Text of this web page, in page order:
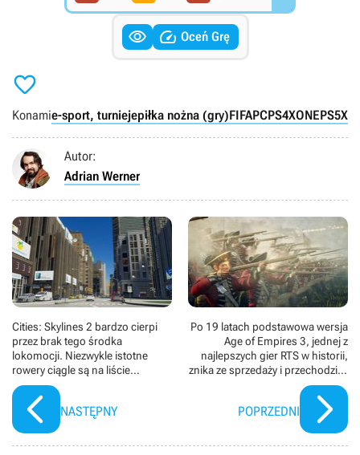
  Oceń Grę

Konamie-sport, turniejepiłka nożna (gry)FIFAPCPS4XONEPS5
Autor:
Adrian Werner
Cities: Skylines 2 bardzo cierpi
przez brak tego środka
lokomocji. Niezwykle istotne
rowery ciągle są na liście
priorytetów studia Colossal
Order
NASTĘPNY
Po 19 latach podstawowa wersja
Age of Empires 3, jednej z
najlepszych gier RTS w historii,
znika ze sprzedaży i przechodzi w
stan offline
POPRZEDNI